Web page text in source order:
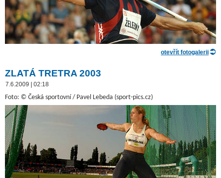
otevřít fotogalerii
ZLATÁ TRETRA 2003
7.6.2009 | 02:18
Foto: © Česká sportovní / Pavel Lebeda (sport-pics.cz)